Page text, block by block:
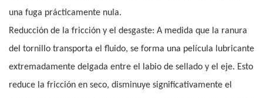
una fuga prácticamente nula.
Reducción de la fricción y el desgaste: A medida que la ranura
del tornillo transporta el fluido, se forma una película lubricante
extremadamente delgada entre el labio de sellado y el eje. Esto
reduce la fricción en seco, disminuye significativamente el